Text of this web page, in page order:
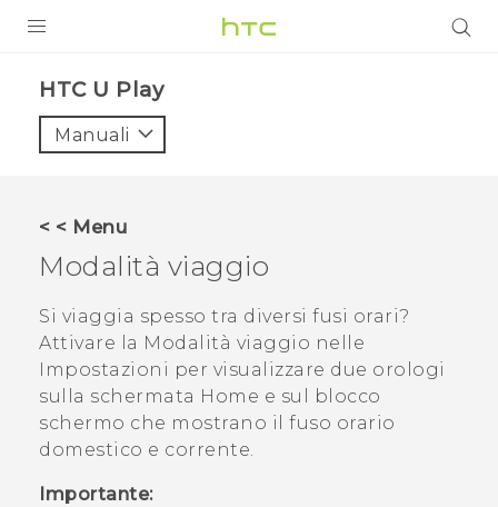
VIVE
ASSISTENZA
Accessori e dispositivi HTC
Accesso
HTC U Play‎
Manuali
< < Menu
Modalità viaggio
Si viaggia spesso tra diversi fusi orari?
Attivare la Modalità viaggio nelle
Impostazioni per visualizzare due orologi
sulla schermata Home e sul blocco
schermo che mostrano il fuso orario
domestico e corrente.
Importante: